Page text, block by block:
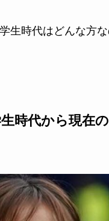
生時代はどんな方な
時代から現在